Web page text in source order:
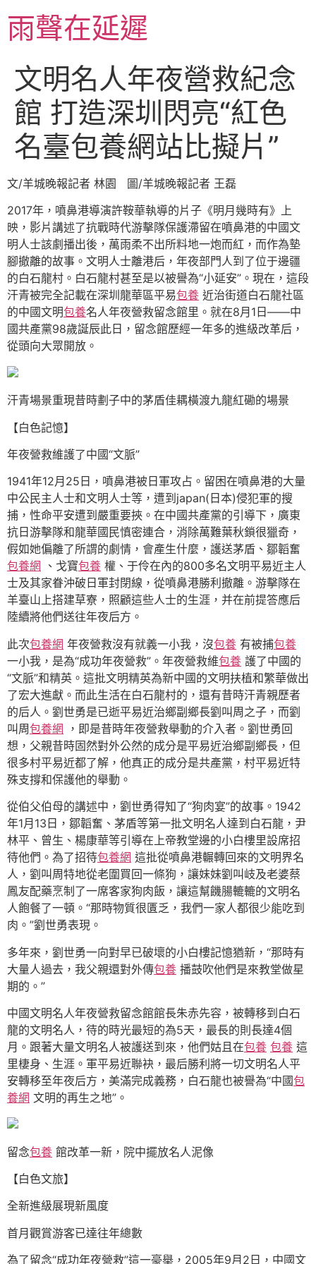
至
主雨聲在延遲
文明名人年夜營救紀念
館 打造深圳閃亮“紅色
名臺包養網站比擬片”
文/羊城晚報記者 林園 圖/羊城晚報記者 王磊
2017年，噴鼻港導演許鞍華執導的片子《明月幾時有》上
映，影片講述了抗戰時代游擊隊保護滯留在噴鼻港的中國文
明人士該劇播出後，萬雨柔不出所料地一炮而紅，而作為墊
腳撤離的故事。文明人士離港后，年夜部門人到了位于邊疆
的白石龍村。白石龍村甚至是以被譽為“小延安”。現在，這段
汗青被完全記載在深圳龍華區平易包養 近治街道白石龍社區
的中國文明包養名人年夜營救留念館里。就在8月1日——中
國共產黨98歲誕辰此日，留念館歷經一年多的進級改革后，
從頭向大眾開放。
汗青場景重現昔時劃子中的茅盾佳耦橫渡九龍紅磡的場景
【白色記憶】
年夜營救維護了中國“文脈”
1941年12月25日，噴鼻港被日軍攻占。留困在噴鼻港的大量
中公民主人士和文明人士等，遭到japan(日本)侵犯軍的搜
捕，性命平安遭到嚴重要挾。在中國共產黨的引導下，廣東
抗日游擊隊和龍華國民慎密連合，消除萬難葉秋鎖很獵奇，
假如她偏離了所謂的劇情，會產生什麼，護送茅盾、鄒韜奮
包養網 、戈寶包養 權、于伶在內的800多名文明平易近主人
士及其家眷沖破日軍封閉線，從噴鼻港勝利撤離。游擊隊在
羊臺山上搭建草寮，照顧這些人士的生涯，并在前提答應后
陸續將他們送往年夜后方。
此次包養網 年夜營救沒有就義一小我，沒包養 有被捕包養
一小我，是為“成功年夜營救”。年夜營救維包養 護了中國的
“文脈”和精英。這批文明精英為新中國的文明扶植和繁華做出
了宏大進獻。而此生活在白石龍村的，還有昔時汗青親歷者
的后人。劉世勇是已逝平易近治鄉副鄉長劉叫周之子，而劉
叫周包養網 ，即是昔時年夜營救舉動的介入者。劉世勇回
想，父親昔時固然對外公然的成分是平易近治鄉副鄉長，但
很多村平易近都了解，他真正的成分是共產黨，村平易近特
殊支撐和保護他的舉動。
從伯父伯母的講述中，劉世勇得知了“狗肉宴”的故事。1942
年1月13日，鄒韜奮、茅盾等第一批文明名人達到白石龍，尹
林平、曾生、楊康華等引導在上帝教堂邊的小白樓里設席招
待他們。為了招待包養網 這批從噴鼻港輾轉回來的文明界名
人，劉叫周特地從老圍買回一條狗，讓妹妹劉叫岐及老婆蔡
鳳友配藥烹制了一席客家狗肉飯，讓這幫饑腸轆轆的文明名
人飽餐了一頓。“那時物質很匱乏，我們一家人都很少能吃到
肉。”劉世勇表現。
多年來，劉世勇一向對早已破壞的小白樓記憶猶新，“那時有
大量人過去，我父親還對外傳包養 播鼓吹他們是來教堂做星
期的。”
中國文明名人年夜營救留念館館長朱赤先容，被轉移到白石
龍的文明名人，待的時光最短的為5天，最長的則長達4個
月。跟著大量文明名人被護送到來，他們姑且在包養 包養 這
里棲身、生涯。軍平易近聯袂，最后勝利將一切文明名人平
安轉移至年夜后方，美滿完成義務，白石龍也被譽為“中國包
養網 文明的再生之地”。
留念包養 館改革一新，院中擺放名人泥像
【白色文旅】
全新進級展現新風度
首月觀賞游客已達往年總數
為了留念“成功年夜營救”這一豪舉，2005年9月2日，中國文